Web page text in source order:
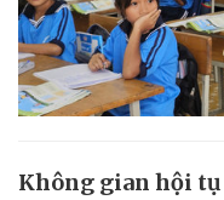
Không gian hội